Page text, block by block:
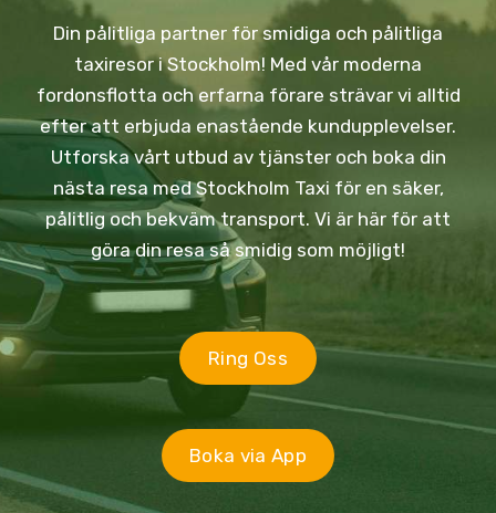
Din pålitliga partner för smidiga och pålitliga
taxiresor i Stockholm! Med vår moderna
fordonsflotta och erfarna förare strävar vi alltid
efter att erbjuda enastående kundupplevelser.
Utforska vårt utbud av tjänster och boka din
nästa resa med Stockholm Taxi för en säker,
pålitlig och bekväm transport. Vi är här för att
göra din resa så smidig som möjligt!
Ring Oss
Boka via App